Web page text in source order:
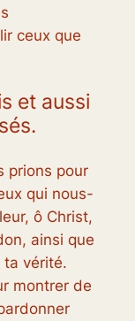
ceux que
et aussi
prions pour
qui nous-
ô Christ,
ainsi que
vérité.
montrer de